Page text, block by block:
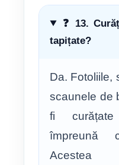
❓ 13.
tapițate?
Da. Fotoliile,
scaunele de
fi
împreună
Acestea